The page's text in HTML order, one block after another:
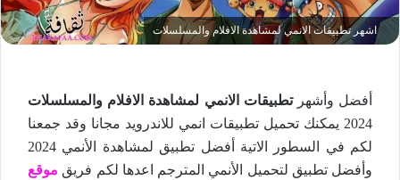
اشهر تطبيقات الانمي لمشاهدة الافلام والمسلسلات
أفضل وأشهرتطبيقات الانمي لمشاهدة الافلام والمسلسلات
2024 يمكنك تحميل تطبيقات انمي للاندرويد مجانا وقد جمعنا
لكم في السطور الاتية أفضل تطبيق لمشاهدة الأنمي 2024
وأفضل تطبيق لتحميل الأنمي المترجم اعدها لكم فريق موقع